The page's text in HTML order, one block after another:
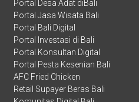
Portal Desa Adat diBali
Portal Jasa Wisata Bali
Portal Bali Digital
Portal Investasi di Bali
Portal Konsultan Digital
Portal Pesta Kesenian Bali
AFC Fried Chicken
Retail Supayer Beras Bali